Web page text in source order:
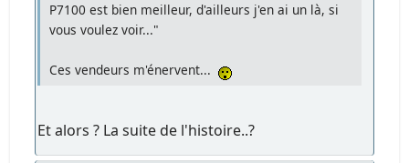
P7100 est bien meilleur, d'ailleurs j'en ai un là, si
vous voulez voir..."
Ces vendeurs m'énervent...
Et alors ? La suite de l'histoire..?